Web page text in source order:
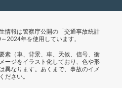
情報は警察庁公開の「交通事故統計
2024年を使用しています。
素（車、背景、車、天候、信号、衝
ージをイラスト化しており、色や形
異なります。あくまで、事故のイメ
ださい。